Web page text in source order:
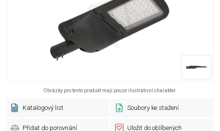
Obrázky pro tento produkt mají pouze ilustrativní charakter.
Katalogový list Soubory ke stažení
Přidat do porovnání Uložit do oblíbených